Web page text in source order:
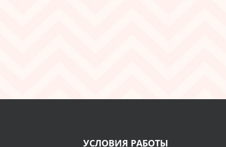
УСЛОВИЯ РАБОТЫ